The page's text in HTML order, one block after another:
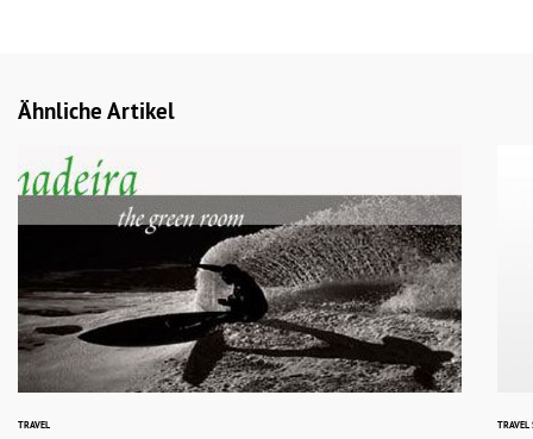
Ähnliche Artikel
TRAVEL TRAVEL